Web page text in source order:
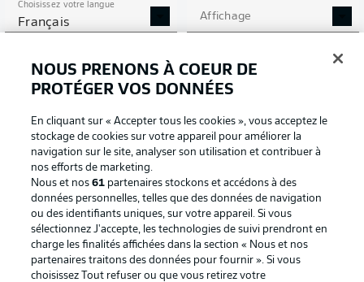
Choisissez votre langue
Français Affichage
Connexion
Football as it's meant to be
NOUS PRENONS À COEUR DE
PROTÉGER VOS DONNÉES
En cliquant sur « Accepter tous les cookies », vous acceptez le
stockage de cookies sur votre appareil pour améliorer la
navigation sur le site, analyser son utilisation et contribuer à
nos efforts de marketing.
Nous et nos61 partenaires stockons et accédons à des
données personnelles, telles que des données de navigation
ou des identifiants uniques, sur votre appareil. Si vous
sélectionnez J'accepte, les technologies de suivi prendront en
charge les finalités affichées dans la section « Nous et nos
partenaires traitons des données pour fournir ». Si vous
choisissez Tout refuser ou que vous retirez votre